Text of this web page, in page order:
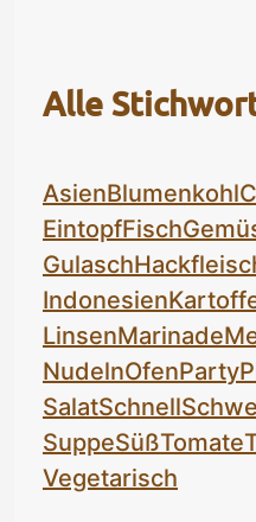
Alle
AsienBlumenkohl
EintopfFisch
Gulasch
Indonesien
LinsenMarinade
NudelnOfenParty
SalatSchnell
SuppeSüßTomate
Vegetarisch